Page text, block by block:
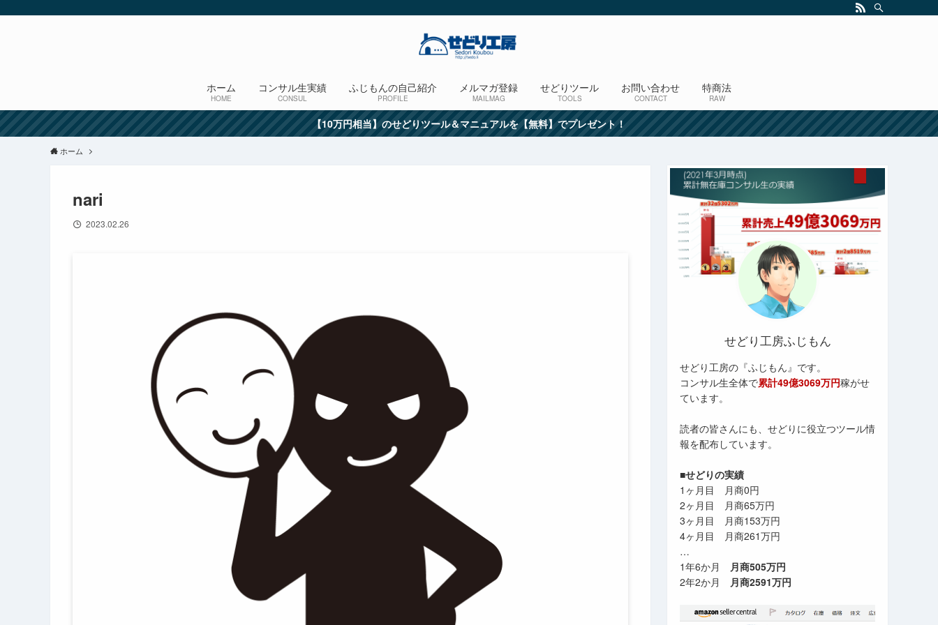
ホーム
HOME
コンサル生実績
CONSUL
ふじもんの自己紹介
PROFILE
メルマガ登録
MAILMAG
せどりツール
TOOLS
お問い合わせ
CONTACT
特商法
RAW
【10万円相当】のせどりツール＆マニュアルを【無料】でプレゼント！
ホーム
nari
2023.02.26
せどり工房ふじもん
せどり工房の『ふじもん』です。
コンサル生全体で累計49億3069万円稼がせ
ています。
読者の皆さんにも、せどりに役立つツール情
報を配布しています。
■せどりの実績
1ヶ月目 月商0円
2ヶ月目 月商65万円
3ヶ月目 月商153万円
4ヶ月目 月商261万円
…
1年6か月 月商505万円
2年2か月 月商2591万円